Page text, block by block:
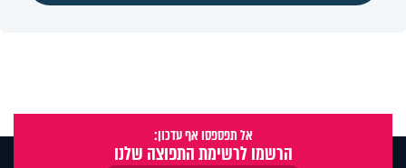
אל תפספסו אף עדכון:
הרשמו לרשימת התפוצה שלנו